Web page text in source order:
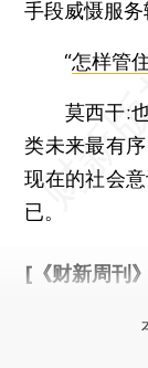
手段威慑服务
“怎样管
莫西干:也
类未来最有
现在的社会
已。
[《财新周刊